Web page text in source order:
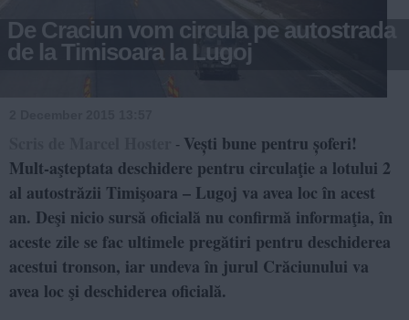
De Craciun vom circula pe autostrada
de la Timisoara la Lugoj
- Vești bune pentru șoferi!
Mult-aşteptata deschidere pentru circulaţie a lotului 2
al autostrăzii Timişoara – Lugoj va avea loc în acest
an. Deşi nicio sursă oficială nu confirmă informaţia, în
aceste zile se fac ultimele pregătiri pentru deschiderea
acestui tronson, iar undeva în jurul Crăciunului va
avea loc şi deschiderea oficială.